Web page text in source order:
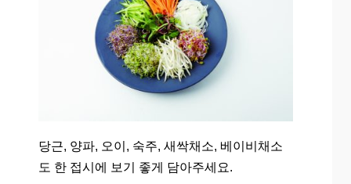
당근, 양파, 오이, 숙주, 새싹채소, 베이비채소
도 한 접시에 보기 좋게 담아주세요.